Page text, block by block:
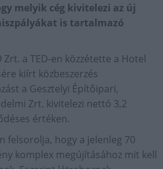
melyik cég kivitelezi az új
is tartalmazó
Zrt. a TED-en közzétette a Hotel
kiírt közbeszerzés
a Gesztelyi Építőipari,
Zrt. kivitelezi nettó 3,2
értéken.
felsorolja, hogy a jelenleg 70
komplex megújításához mit kell